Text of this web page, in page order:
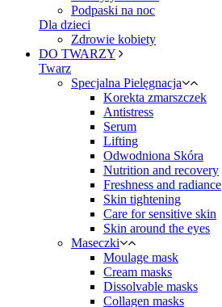
Podpaski na noc
Dla dzieci
Zdrowie kobiety
DO TWARZY
Twarz
Specjalna Pielęgnacja
Korekta zmarszczek
Antistress
Serum
Lifting
Odwodniona Skóra
Nutrition and recovery
Freshness and radiance
Skin tightening
Care for sensitive skin
Skin around the eyes
Maseczki
Moulage mask
Cream masks
Dissolvable masks
Collagen masks